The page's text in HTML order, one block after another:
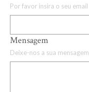
Por favor insira o seu email
Mensagem
Deixe-nos a sua mensagem